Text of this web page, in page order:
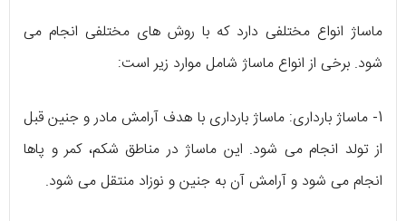
ماساژ انواع مختلفی دارد که با روش های مختلفی انجام می
شود. برخی از انواع ماساژ شامل موارد زیر است:
1- ماساژ بارداری: ماساژ بارداری با هدف آرامش مادر و جنین قبل
از تولد انجام می شود. این ماساژ در مناطق شکم، کمر و پاها
انجام می شود و آرامش آن به جنین و نوزاد منتقل می شود.